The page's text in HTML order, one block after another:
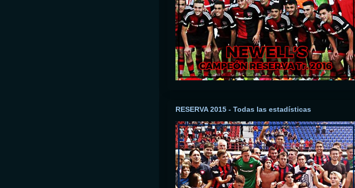
RESERVA 2015 - Todas las estadísticas